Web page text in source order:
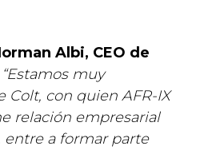
Albi, CEO de
“Estamos muy
Colt, con quien AFR-IX
relación empresarial
entre a formar parte